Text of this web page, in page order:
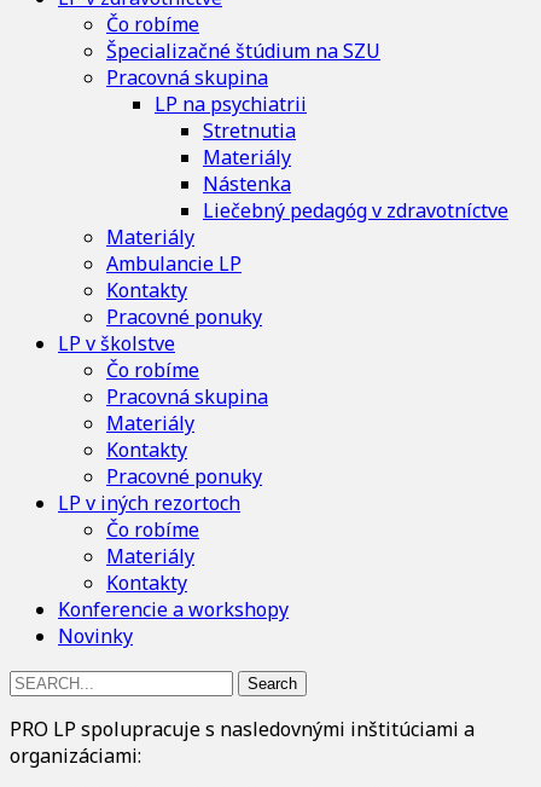
Čo robíme
Špecializačné štúdium na SZU
Pracovná skupina
LP na psychiatrii
Stretnutia
Materiály
Nástenka
Liečebný pedagóg v zdravotníctve
Materiály
Ambulancie LP
Kontakty
Pracovné ponuky
LP v školstve
Čo robíme
Pracovná skupina
Materiály
Kontakty
Pracovné ponuky
LP v iných rezortoch
Čo robíme
Materiály
Kontakty
Konferencie a workshopy
Novinky
Search
PRO LP spolupracuje s nasledovnými inštitúciami a
organizáciami: